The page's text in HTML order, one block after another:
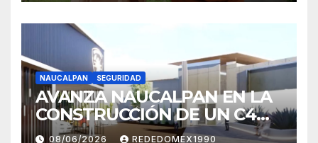
NAUCALPAN SEGURIDAD
AVANZA NAUCALPAN EN LA
CONSTRUCCIÓN DE UN C4
DE ÚLTIMA GENERACIÓN
08/06/2026 REDEDOMEX1990